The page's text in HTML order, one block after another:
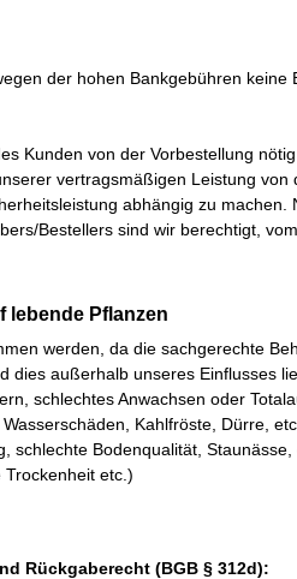
der hohen Bankgebühren keine
Kunden von der Vorbestellung
vertragsmäßigen Leistung von
abhängig zu machen.
Bestellers sind wir berechtigt,
lebende Pflanzen
werden, da die sachgerechte
dies außerhalb unseres Einflusses
schlechtes Anwachsen oder
Kahlfröste, Dürre,
schlechte Bodenqualität, Staunässe,
Trockenheit etc.)
Rückgaberecht (BGB § 312d):